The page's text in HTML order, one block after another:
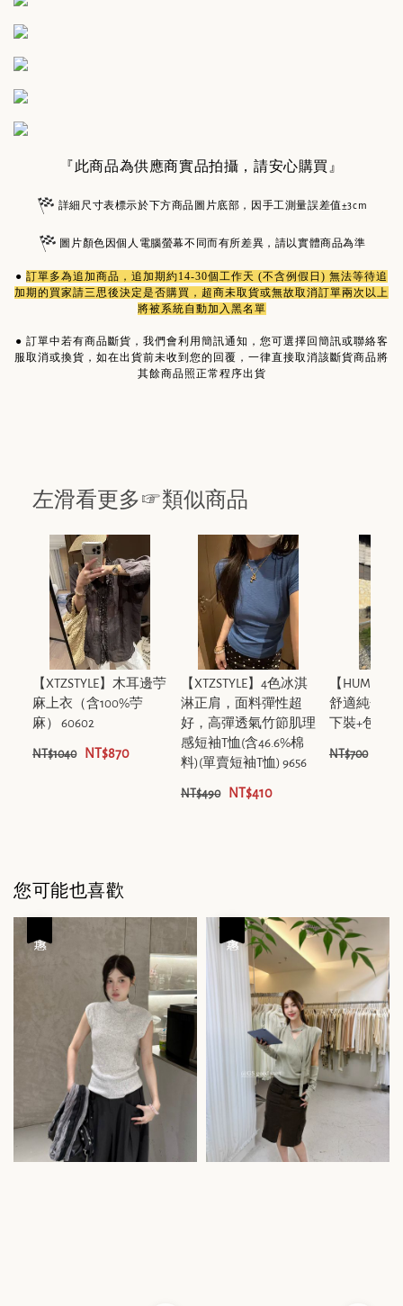
『此商品為供應商實品拍攝，請安心購買』
詳細尺寸表標示於下方商品圖片底部，因手工測量誤差值±3cm
圖片顏色因個人電腦螢幕不同而有所差異，請以實體商品為準
● 訂單多為追加商品 ，追加期約14-30個工作天 (不含例假日) 無法等待追
加期的買家請三思後決定是否購買，超商未取貨或無故取消訂單兩次以上
將被系統自動加入黑名單
● 訂單中若有商品斷貨，我們會利用簡訊通知，您可選擇回簡訊或聯絡客
服取消或換貨，如在出貨前未收到您的回覆，一律直接取消該斷貨商品將
其餘商品照正常程序出貨
左滑看更多☞類似商品
【XTZSTYLE】木耳邊苧
麻上衣（含100%苧
麻） 60602
NT$1040 NT$870
【XTZSTYLE】4色冰淇
淋正肩，面料彈性超
好，高彈透氣竹節肌理
感短袖T恤(含46.6%棉
料)(單賣短袖T恤) 9656
NT$490 NT$410
【
舒適純色短
下裝+包包)
NT$700
您可能也喜歡